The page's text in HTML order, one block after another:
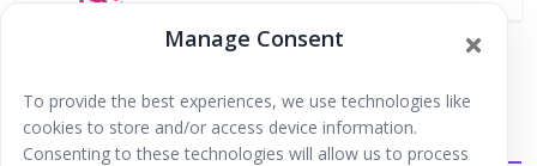
Manage Consent
To provide the best experiences, we use technologies like
cookies to store and/or access device information.
Consenting to these technologies will allow us to process
Extraescolares